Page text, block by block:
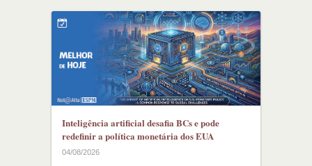
Inteligência artificial desafia BCs e pode
redefinir a política monetária dos EUA
04/08/2026